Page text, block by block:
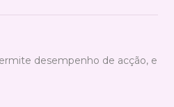
desempenho de acção, e